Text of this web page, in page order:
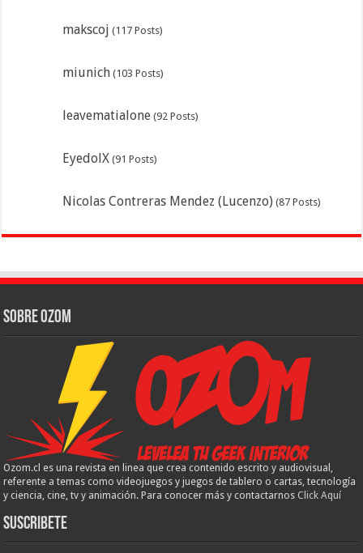
makscoj (117 Posts)
miunich (103 Posts)
leavematialone (92 Posts)
EyedolX (91 Posts)
Nicolas Contreras Mendez (Lucenzo) (87 Posts)
Sobre Ozom
Ozom.cl es una revista en linea que crea contenido escrito y audiovisual,
referente a temas como videojuegos y juegos de tablero o cartas, tecnología
y ciencia, cine, tv y animación. Para conocer más y contactarnos Click Aquí
Suscribete